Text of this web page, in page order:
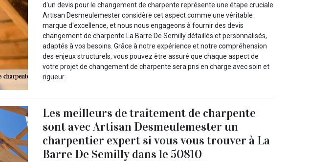
d'un devis pour le changement de charpente représente une étape cruciale.
Artisan Desmeulemester considère cet aspect comme une véritable
marque d'excellence, et nous nous engageons à fournir des devis
changement de charpente La Barre De Semilly détaillés et personnalisés,
adaptés à vos besoins. Grâce à notre expérience et notre compréhension
des enjeux structurels, vous pouvez être assuré que chaque aspect de
votre projet de changement de charpente sera pris en charge avec soin et
rigueur.
Les meilleurs de traitement de charpente
sont avec Artisan Desmeulemester un
charpentier expert si vous vous trouver à La
Barre De Semilly dans le 50810